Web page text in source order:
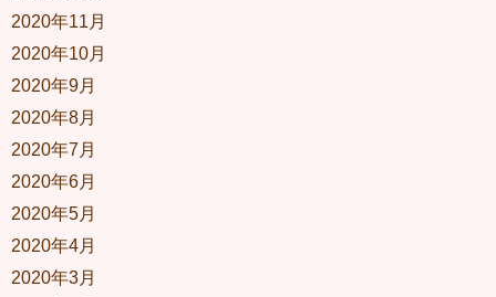
2020年11月
2020年10月
2020年9月
2020年8月
2020年7月
2020年6月
2020年5月
2020年4月
2020年3月